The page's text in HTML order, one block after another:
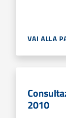
VAI ALLA
2010